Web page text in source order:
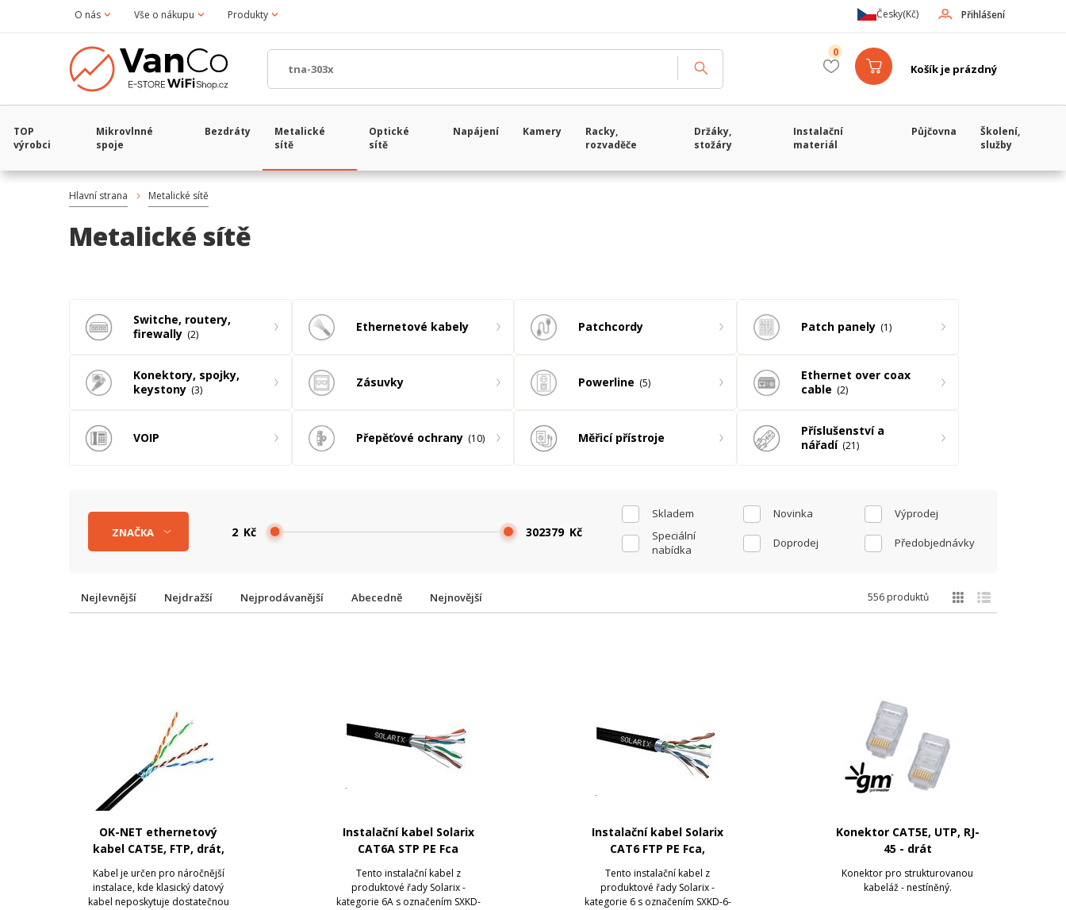
O nás Vše o nákupu Produkty Přihlášení
Česky(Kč)
Košík je prázdný
0
TOP
výrobci
Mikrovlnné
spoje
Bezdráty
Metalické
sítě
Optické
sítě
Napájení Kamery
Racky,
rozvaděče
Držáky,
stožáry
Instalační
materiál
Půjčovna
Školení,
služby
Hlavní strana Metalické sítě
Metalické sítě
Switche, routery,
firewally 2 Ethernetové kabely Patchcordy Patch panely 1
Konektory, spojky,
keystony 3 Zásuvky Powerline 5
Ethernet over coax
cable
2
VOIP Přepěťové ochrany 10 Měřicí přístroje
Příslušenství a
nářadí 21
Skladem Novinka
Výprodej
Speciální
nabídka
Doprodej Předobjednávky
Kč Kč
ZNAČKA
Nejlevnější Nejdražší Nejprodávanější Abecedně Nejnovější 556 produktů
OK-NET ethernetový
kabel CAT5E, FTP, drát,
PE, venkovní, černý
Kabel je určen pro náročnější
instalace, kde klasický datový
kabel neposkytuje dostatečnou
Instalační kabel Solarix
CAT6A STP PE Fca
500m/cívka SXKD-6A-STP-
PE
Tento instalační kabel z
produktové řady Solarix -
kategorie 6A s označením SXKD-
Instalační kabel Solarix
CAT6 FTP PE Fca,
venkovní, černý
Tento instalační kabel z
produktové řady Solarix -
kategorie 6 s označením SXKD-6-
Konektor CAT5E, UTP, RJ-
45 - drát
Konektor pro strukturovanou
kabeláž - nestíněný.